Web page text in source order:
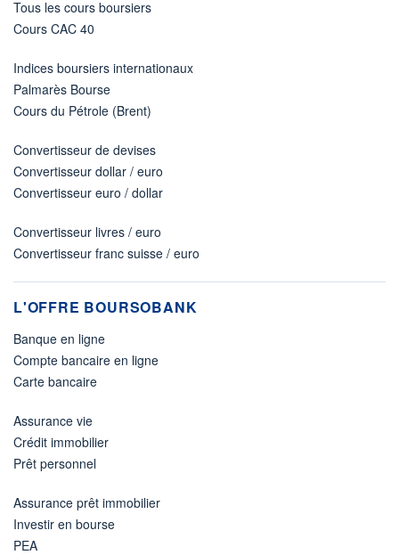
Tous les cours boursiers
Cours CAC 40
Indices boursiers internationaux
Palmarès Bourse
Cours du Pétrole (Brent)
Convertisseur de devises
Convertisseur dollar / euro
Convertisseur euro / dollar
Convertisseur livres / euro
Convertisseur franc suisse / euro
L'OFFRE BOURSOBANK
Banque en ligne
Compte bancaire en ligne
Carte bancaire
Assurance vie
Crédit immobilier
Prêt personnel
Assurance prêt immobilier
Investir en bourse
PEA